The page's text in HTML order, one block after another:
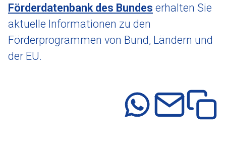
Förderdatenbank des Bundes erhalten Sie
aktuelle Informationen zu den
Förderprogrammen von Bund, Ländern und
der EU.